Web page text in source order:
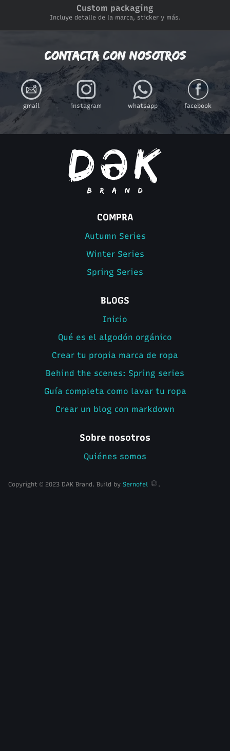
Custom packaging
Incluye detalle de la marca, sticker y más.
Contacta con nosotros
gmail instagram whatsapp facebook
COMPRA
Autumn Series
Winter Series
Spring Series
BLOGS
Inicio
Qué es el algodón orgánico
Crear tu propia marca de ropa
Behind the scenes: Spring series
Guía completa como lavar tu ropa
Crear un blog con markdown
Sobre nosotros
Quiénes somos
Copyright © 2023 DAK Brand. Build by Sernofel .